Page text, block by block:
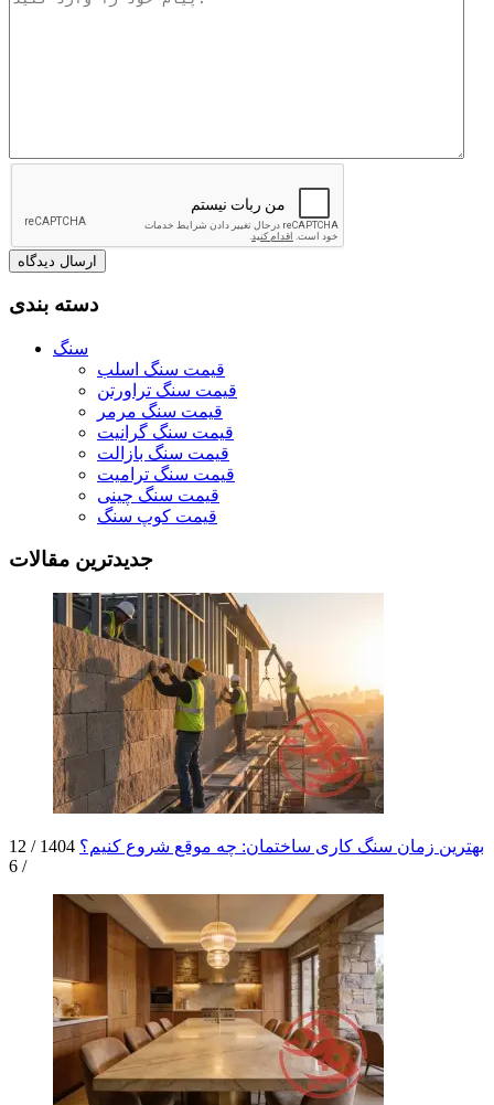
دسته بندی
سنگ
قیمت سنگ اسلب
قیمت سنگ تراورتن
قیمت سنگ مرمر
قیمت سنگ گرانیت
قیمت سنگ بازالت
قیمت سنگ ترامیت
قیمت سنگ چینی
قیمت کوپ سنگ
جدیدترین مقالات
بهترین زمان سنگ کاری ساختمان: چه موقع شروع کنیم؟
1404 / 12
/ 6